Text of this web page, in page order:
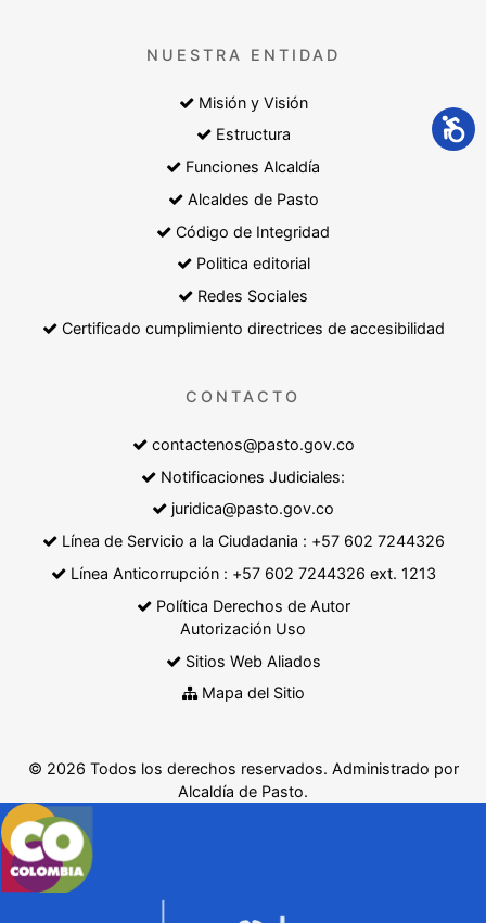
NUESTRA ENTIDAD
Misión y Visión
Estructura
Funciones Alcaldía
Alcaldes de Pasto
Código de Integridad
Politica editorial
Redes Sociales
Certificado cumplimiento directrices de accesibilidad
CONTACTO
contactenos@pasto.gov.co
Notificaciones Judiciales:
juridica@pasto.gov.co
Línea de Servicio a la Ciudadania : +57 602 7244326
Línea Anticorrupción : +57 602 7244326 ext. 1213
Política Derechos de Autor
Autorización Uso
Sitios Web Aliados
Mapa del Sitio
© 2026 Todos los derechos reservados. Administrado por
Alcaldía de Pasto.